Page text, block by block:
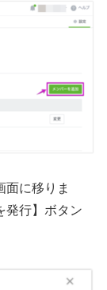
面に移りま
発行】ボタン